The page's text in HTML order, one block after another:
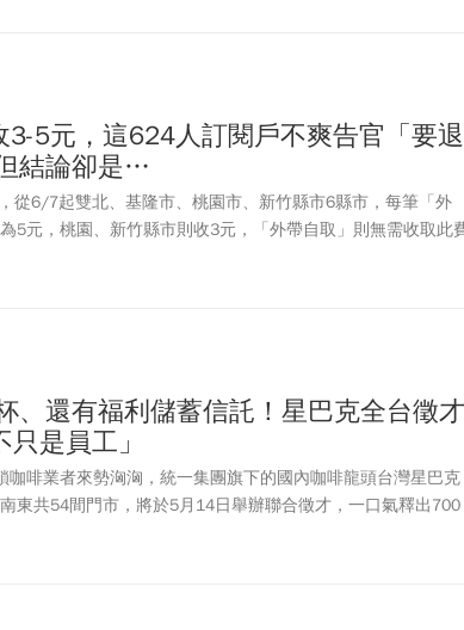
3-5元，這624人訂閱戶不爽告官「要退
結論卻是…
從6/7起雙北、基隆市、桃園市、新竹縣市6縣市，每筆「外
5元，桃園、新竹縣市則收3元，「外帶自取」則無需收取此
，認為業者未經告知加收費用已是片面違約，行政院消保處證
、還有福利儲蓄信託！星巴克全台徵才
是員工」
咖啡業者來勢洶洶，統一集團旗下的國內咖啡龍頭台灣星巴克
東共54間門市，將於5月14日舉辦聯合徵才，一口氣釋出700